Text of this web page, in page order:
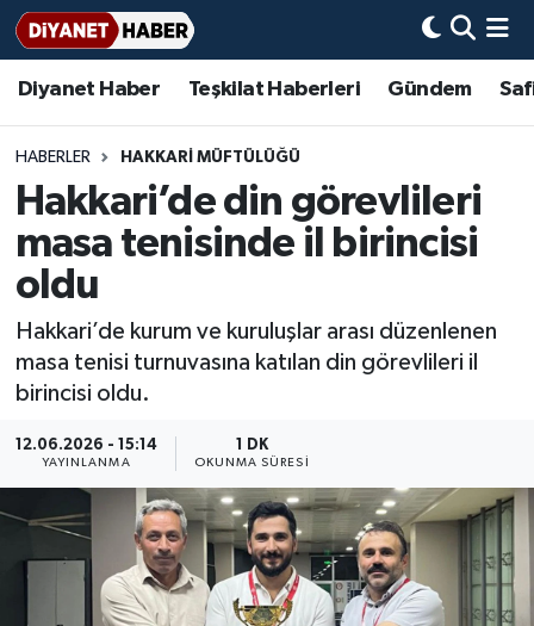
Diyanet Haber Teşkilat Haberleri Gündem
HABERLER HAKKARI MÜFTÜLÜĞÜ
Hakkari’de din görevlileri
masa tenisinde il birincisi
oldu
Hakkari’de kurum ve kuruluşlar arası düzenlenen
masa tenisi turnuvasına katılan din görevlileri il
birincisi oldu.
12.06.2026 - 15:14
YAYINLANMA
1 DK
OKUNMA SÜRESI
Diyanet Haber
Teşkilat Haberleri
Adana Müftülüğü
Adıyaman Müftülüğü
Afyonkarahisar Müftülüğü
Ağrı Müftülüğü
Aksaray Müftülüğü
Amasya Müftülüğü
Ankara Müftülüğü
Antalya Müftülüğü
Ardahan Müftülüğü
Gündem
#Keşfet
Bir Ayet
Bir Hikaye
Biyografiler
Dini kavramlar
Diyanet Bilgi
Diyanet Takvimi
Dualar
Hadislerle İslam
Kudüs
Basında Bugün
DİYANET eKİTAP
Diyanet Dergi
Aile Dergisi
Aylık Dergi
TDV
Hutbeler
İmam Hatip Okulları
Başmakale
Hadis-i Şerifler
Hayat Okumaları
Nöbetçi Eczaneler
Hava Durumu
Ankara Namaz Vakitleri
Trafik Durumu
Süper Lig Puan Durumu ve Fikstür
Tüm Manşetler
Son Dakika Haberleri
Haber Arşivi